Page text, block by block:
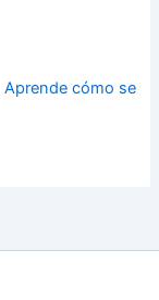
Aprende cómo se